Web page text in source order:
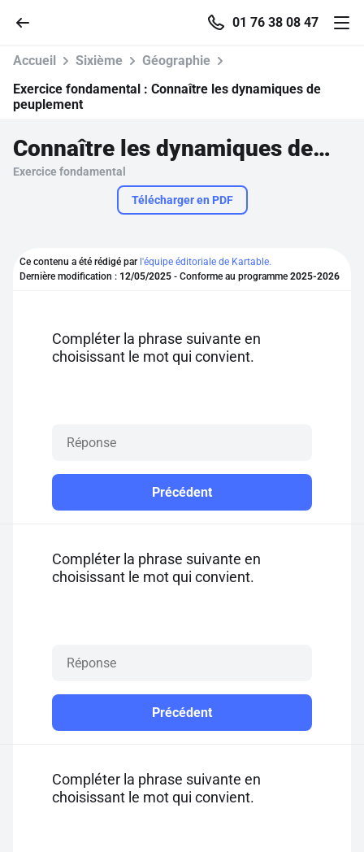
01 76 38 08 47
Parcourir
Se connecter
Pour profiter de 10 contenus offerts.
Accueil Sixième
Géographie
Exercice fondamental : Connaître les dynamiques de
peuplement
Connaître les dynamiques de peuplement
Exercice fondamental
Télécharger en PDF
Ce contenu a été rédigé par l'équipe éditoriale de Kartable.
Dernière modification : 12/05/2025 - Conforme au programme 2025-2026
Compléter la phrase suivante en
choisissant le mot qui convient.
Précédent
Compléter la phrase suivante en
choisissant le mot qui convient.
Précédent
Compléter la phrase suivante en
choisissant le mot qui convient.